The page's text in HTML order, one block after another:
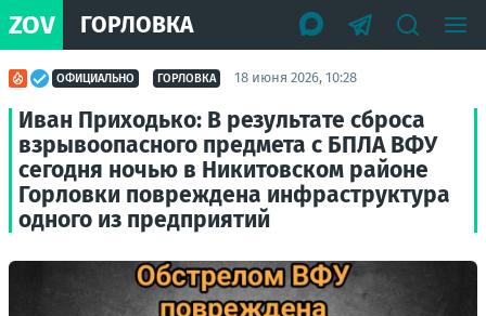
ZOV ГОРЛОВКА
ОФИЦИАЛЬНО ГОРЛОВКА 18 июня 2026, 10:28
Иван Приходько: В результате сброса
взрывоопасного предмета с БПЛА ВФУ
сегодня ночью в Никитовском районе
Горловки повреждена инфраструктура
одного из предприятий